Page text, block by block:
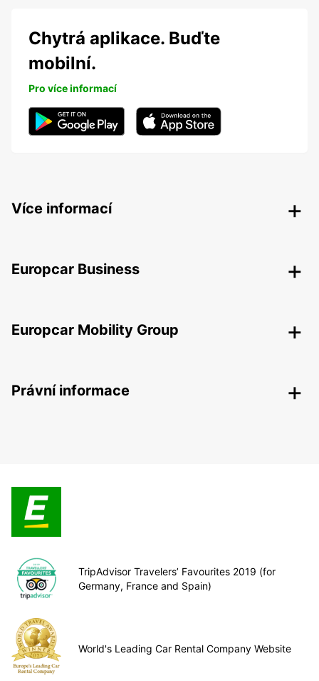
Chytrá aplikace. Buďte
mobilní.
Pro více informací
Více informací
Europcar Business
Europcar Mobility Group
Právní informace
TripAdvisor Travelers’ Favourites 2019 (for
Germany, France and Spain)
World's Leading Car Rental Company Website